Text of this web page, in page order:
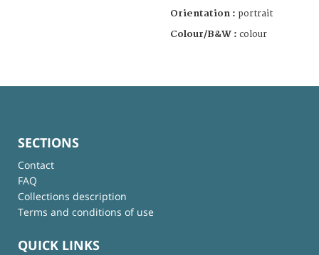
Orientation : portrait
Colour/B&W : colour
SECTIONS
Contact
FAQ
Collections description
Terms and conditions of use
QUICK LINKS